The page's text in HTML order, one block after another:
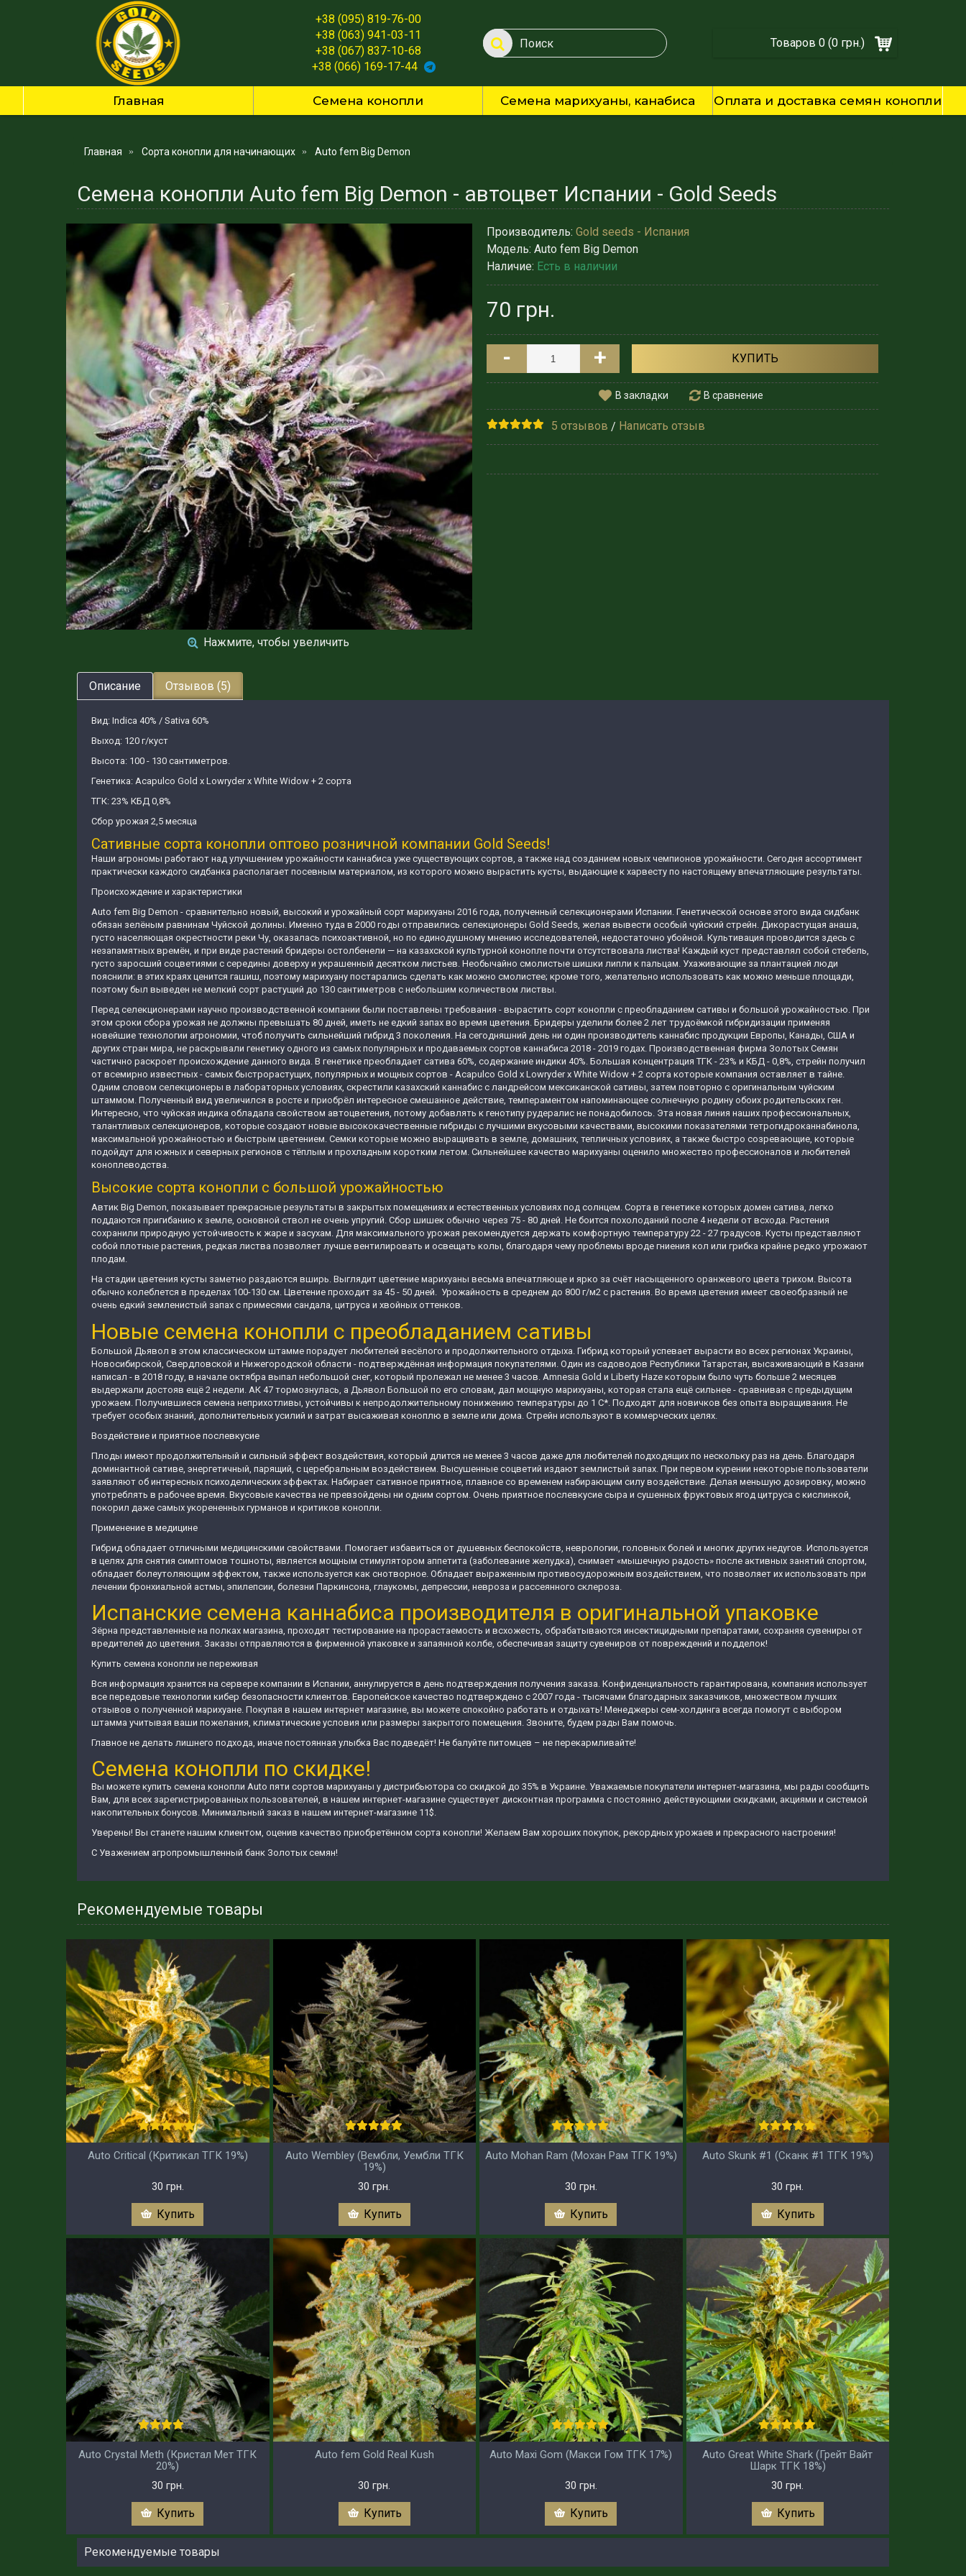
+38 (095) 819-76-00
+38 (063) 941-03-11
+38 (067) 837-10-68
+38 (066) 169-17-44
Товаров 0 (0 грн.)
Главная Семена конопли Семена марихуаны, канабиса Оплата и доставка семян конопли
Главная Сорта конопли для начинающих Auto fem Big Demon
Семена конопли Auto fem Big Demon - автоцвет Испании - Gold Seeds
Нажмите, чтобы увеличить
Производитель: Gold seeds - Испания
Модель: Auto fem Big Demon
Наличие: Есть в наличии
70 грн.
-
+ КУПИТЬ
В закладки В сравнение
5 отзывов / Написать отзыв
Описание Отзывов (5)
Вид: Indica 40% / Sativa 60%
Выход: 120 г/куст
Высота: 100 - 130 сантиметров.
Генетика: Acapulco Gold х Lowryder х White Widow + 2 сорта
ТГК: 23% КБД 0,8%
Сбор урожая 2,5 месяца
Сативные сорта конопли оптово розничной компании Gold Seeds!
Наши агрономы работают над улучшением урожайности каннабиса уже существующих сортов, а также над созданием новых чемпионов урожайности. Сегодня ассортимент
практически каждого сидбанка располагает посевным материалом, из которого можно вырастить кусты, выдающие к харвесту по настоящему впечатляющие результаты.
Происхождение и характеристики
Auto fem Big Demon - сравнительно новый, высокий и урожайный сорт марихуаны 2016 года, полученный селекционерами Испании. Генетической основе этого вида сидбанк
обязан зелёным равнинам Чуйской долины. Именно туда в 2000 годы отправились селекционеры Gold Seeds, желая вывести особый чуйский стрейн. Дикорастущая анаша,
густо населяющая окрестности реки Чу, оказалась психоактивной, но по единодушному мнению исследователей, недостаточно убойной. Культивация проводится здесь с
незапамятных времён, и при виде растений бридеры остолбенели — на казахской культурной конопле почти отсутствовала листва! Каждый куст представлял собой стебель,
густо заросший соцветиями с середины доверху и украшенный десятком листьев. Необычайно смолистые шишки липли к пальцам. Ухаживающие за плантацией люди
пояснили: в этих краях ценится гашиш, поэтому марихуану постарались сделать как можно смолистее; кроме того, желательно использовать как можно меньше площади,
поэтому был выведен не мелкий сорт растущий до 130 сантиметров с небольшим количеством листвы.
Перед селекционерами научно производственной компании были поставлены требования - вырастить сорт конопли с преобладанием сативы и большой урожайностью. При
этом сроки сбора урожая не должны превышать 80 дней, иметь не едкий запах во время цветения. Бридеры уделили более 2 лет трудоёмкой гибридизации применяя
новейшие технологии агрономии, чтоб получить сильнейший гибрид 3 поколения. На сегодняшний день ни один производитель каннабис продукции Европы, Канады, США и
других стран мира, не раскрывали генетику одного из самых популярных и продаваемых сортов каннабиса 2018 - 2019 годах. Производственная фирма Золотых Семян
частично раскроет происхождение данного вида. В генетике преобладает сатива 60%, содержание индики 40%. Большая концентрация ТГК - 23% и КБД - 0,8%, стрейн получил
от всемирно известных - самых быстрорастущих, популярных и мощных сортов - Acapulco Gold х Lowryder х White Widow + 2 сорта которые компания оставляет в тайне.
Одним словом селекционеры в лабораторных условиях, скрестили казахский каннабис с ландрейсом мексиканской сативы, затем повторно с оригинальным чуйским
штаммом. Полученный вид увеличился в росте и приобрёл интересное смешанное действие, темпераментом напоминающее солнечную родину обоих родительских ген.
Интересно, что чуйская индика обладала свойством автоцветения, потому добавлять к генотипу рудералис не понадобилось. Эта новая линия наших профессиональных,
талантливых селекционеров, которые создают новые высококачественные гибриды с лучшими вкусовыми качествами, высокими показателями тетрогидроканнабинола,
максимальной урожайностью и быстрым цветением. Семки которые можно выращивать в земле, домашних, тепличных условиях, а также быстро созревающие, которые
подойдут для южных и северных регионов с тёплым и прохладным коротким летом. Сильнейшее качество марихуаны оценило множество профессионалов и любителей
коноплеводства.
Высокие сорта конопли с большой урожайностью
Автик Big Demon, показывает прекрасные результаты в закрытых помещениях и естественных условиях под солнцем. Сорта в генетике которых домен сатива, легко
поддаются пригибанию к земле, основной ствол не очень упругий. Сбор шишек обычно через 75 - 80 дней. Не боится похолоданий после 4 недели от всхода. Растения
сохранили природную устойчивость к жаре и засухам. Для максимального урожая рекомендуется держать комфортную температуру 22 - 27 градусов. Кусты представляют
собой плотные растения, редкая листва позволяет лучше вентилировать и освещать колы, благодаря чему проблемы вроде гниения кол или грибка крайне редко угрожают
плодам.
На стадии цветения кусты заметно раздаются вширь. Выглядит цветение марихуаны весьма впечатляюще и ярко за счёт насыщенного оранжевого цвета трихом. Высота
обычно колеблется в пределах 100-130 см. Цветение проходит за 45 - 50 дней. Урожайность в среднем до 800 г/м2 с растения. Во время цветения имеет своеобразный не
очень едкий земленистый запах с примесями сандала, цитруса и хвойных оттенков.
Новые семена конопли с преобладанием сативы
Большой Дьявол в этом классическом штамме порадует любителей весёлого и продолжительного отдыха. Гибрид который успевает вырасти во всех регионах Украины,
Новосибирской, Свердловской и Нижегородской области - подтверждённая информация покупателями. Один из садоводов Республики Татарстан, высаживающий в Казани
написал - в 2018 году, в начале октябра выпал небольшой снег, который пролежал не менее 3 часов. Amnesia Gold и Liberty Haze которым было чуть больше 2 месяцев
выдержали достояв ещё 2 недели. АК 47 тормознулась, а Дьявол Большой по его словам, дал мощную марихуаны, которая стала ещё сильнее - сравнивая с предыдущим
урожаем. Получившиеся семена неприхотливы, устойчивы к непродолжительному понижению температуры до 1 С*. Подходят для новичков без опыта выращивания. Не
требует особых знаний, дополнительных усилий и затрат высаживая коноплю в земле или дома. Стрейн используют в коммерческих целях.
Воздействие и приятное послевкусие
Плоды имеют продолжительный и сильный эффект воздействия, который длится не менее 3 часов даже для любителей подходящих по нескольку раз на день. Благодаря
доминантной сативе, энергетичный, парящий, с церебральным воздействием. Высушенные соцветий издают землистый запах. При первом курении некоторые пользователи
заявляют об интересных психоделических эффектах. Набирает сативное приятное, плавное со временем набирающим силу воздействие. Делая меньшую дозировку, можно
употреблять в рабочее время. Вкусовые качества не превзойдены ни одним сортом. Очень приятное послевкусие сыра и сушенных фруктовых ягод цитруса с кислинкой,
покорил даже самых укорененных гурманов и критиков конопли.
Применение в медицине
Гибрид обладает отличными медицинскими свойствами. Помогает избавиться от душевных беспокойств, неврологии, головных болей и многих других недугов. Используется
в целях для снятия симптомов тошноты, является мощным стимулятором аппетита (заболевание желудка), снимает «мышечную радость» после активных занятий спортом,
обладает болеутоляющим эффектом, также используется как снотворное. Обладает выраженным противосудорожным воздействием, что позволяет их использовать при
лечении бронхиальной астмы, эпилепсии, болезни Паркинсона, глаукомы, депрессии, невроза и рассеянного склероза.
Испанские семена каннабиса производителя в оригинальной упаковке
Зёрна представленные на полках магазина, проходят тестирование на прорастаемость и всхожесть, обрабатываются инсектицидными препаратами, сохраняя сувениры от
вредителей до цветения. Заказы отправляются в фирменной упаковке и запаянной колбе, обеспечивая защиту сувениров от повреждений и подделок!
Купить семена конопли не переживая
Вся информация хранится на сервере компании в Испании, аннулируется в день подтверждения получения заказа. Конфиденциальность гарантирована, компания использует
все передовые технологии кибер безопасности клиентов. Европейское качество подтверждено с 2007 года - тысячами благодарных заказчиков, множеством лучших
отзывов о полученной марихуане. Покупая в нашем интернет магазине, вы можете спокойно работать и отдыхать! Менеджеры сем-холдинга всегда помогут с выбором
штамма учитывая ваши пожелания, климатические условия или размеры закрытого помещения. Звоните, будем рады Вам помочь.
Главное не делать лишнего подхода, иначе постоянная улыбка Вас подведёт! Не балуйте питомцев – не перекармливайте!
Семена конопли по скидке!
Вы можете купить семена конопли Auto пяти сортов марихуаны у дистрибьютора со скидкой до 35% в Украине. Уважаемые покупатели интернет-магазина, мы рады сообщить
Вам, для всех зарегистрированных пользователей, в нашем интернет-магазине существует дисконтная программа с постоянно действующими скидками, акциями и системой
накопительных бонусов. Минимальный заказ в нашем интернет-магазине 11$.
Уверены! Вы станете нашим клиентом, оценив качество приобретённом сорта конопли! Желаем Вам хороших покупок, рекордных урожаев и прекрасного настроения!
С Уважением агропромышленный банк Золотых семян!
Рекомендуемые товары
Auto Critical (Критикал ТГК 19%)
30 грн.
Купить
Auto Wembley (Вембли, Уембли ТГК
19%)
30 грн.
Купить
Auto Mohan Ram (Мохан Рам ТГК 19%)
30 грн.
Купить
Auto Skunk #1 (Сканк #1 ТГК 19%)
30 грн.
Купить
Auto Crystal Meth (Кристал Мет ТГК
20%)
30 грн.
Купить
Auto fem Gold Real Kush
30 грн.
Купить
Auto Maxi Gom (Макси Гом ТГК 17%)
30 грн.
Купить
Auto Great White Shark (Грейт Вайт
Шарк ТГК 18%)
30 грн.
Купить
Рекомендуемые товары